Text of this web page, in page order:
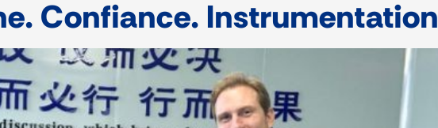
Confiance. Instrumentation